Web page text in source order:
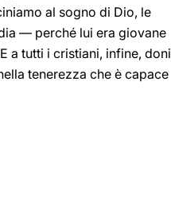
al sogno di Dio, le
— perché lui era giovane
a tutti i cristiani, infine, doni
tenerezza che è capace